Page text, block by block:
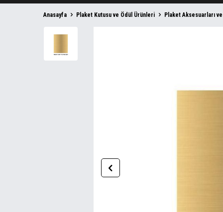
Anasayfa Plaket Kutusu ve Ödül Ürünleri Plaket Aksesuarları